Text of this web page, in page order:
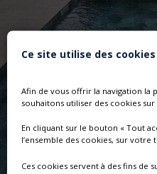
Ce site utilise des cookies
Afin de vous offrir la navigation la
souhaitons utiliser des cookies
En cliquant sur le bouton « Tout
l’ensemble des cookies, sur votre
Ces cookies servent à des fins de